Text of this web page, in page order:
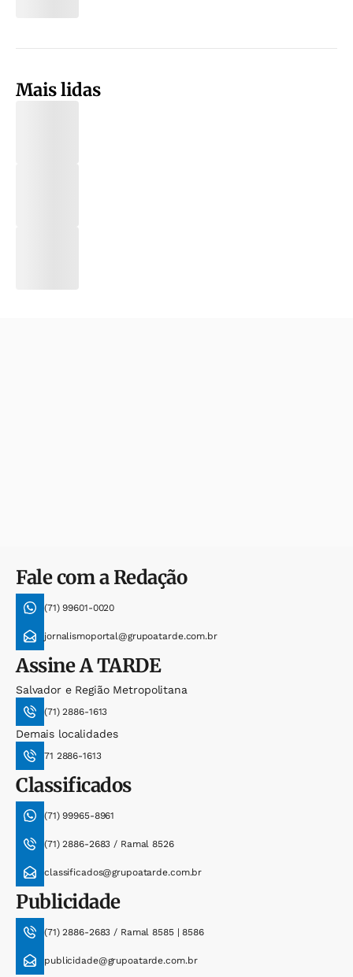
Mais lidas
Fale com a Redação
(71) 99601-0020
jornalismoportal@grupoatarde.com.br
AssineA TARDE
Salvador e Região Metropolitana
(71) 2886-1613
Demais localidades
71 2886-1613
Classificados
(71) 99965-8961
(71) 2886-2683 / Ramal 8526
classificados@grupoatarde.com.br
Publicidade
(71) 2886-2683 / Ramal 8585 | 8586
publicidade@grupoatarde.com.br